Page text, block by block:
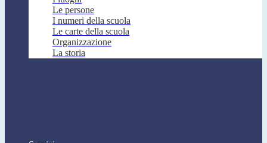
Le persone
I numeri della scuola
Le carte della scuola
Organizzazione
La storia